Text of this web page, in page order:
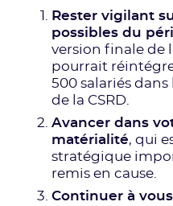
Rester vigilant
possibles du
version finale de
pourrait
500 salariés
de la CSRD.
Avancer dans
matérialité, qui
stratégique
remis en cause.
Continuer à